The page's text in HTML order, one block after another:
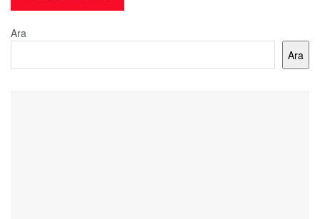
Ara
Ara